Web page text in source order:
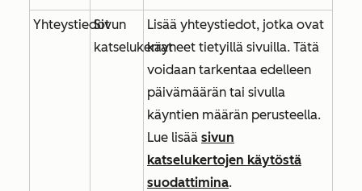
Yhteystiedot
Sivun
katselukerrat
Lisää yhteystiedot, jotka ovat
käyneet tietyillä sivuilla. Tätä
voidaan tarkentaa edelleen
päivämäärän tai sivulla
käyntien määrän perusteella.
Lue lisää sivun
katselukertojen käytöstä
suodattimina.